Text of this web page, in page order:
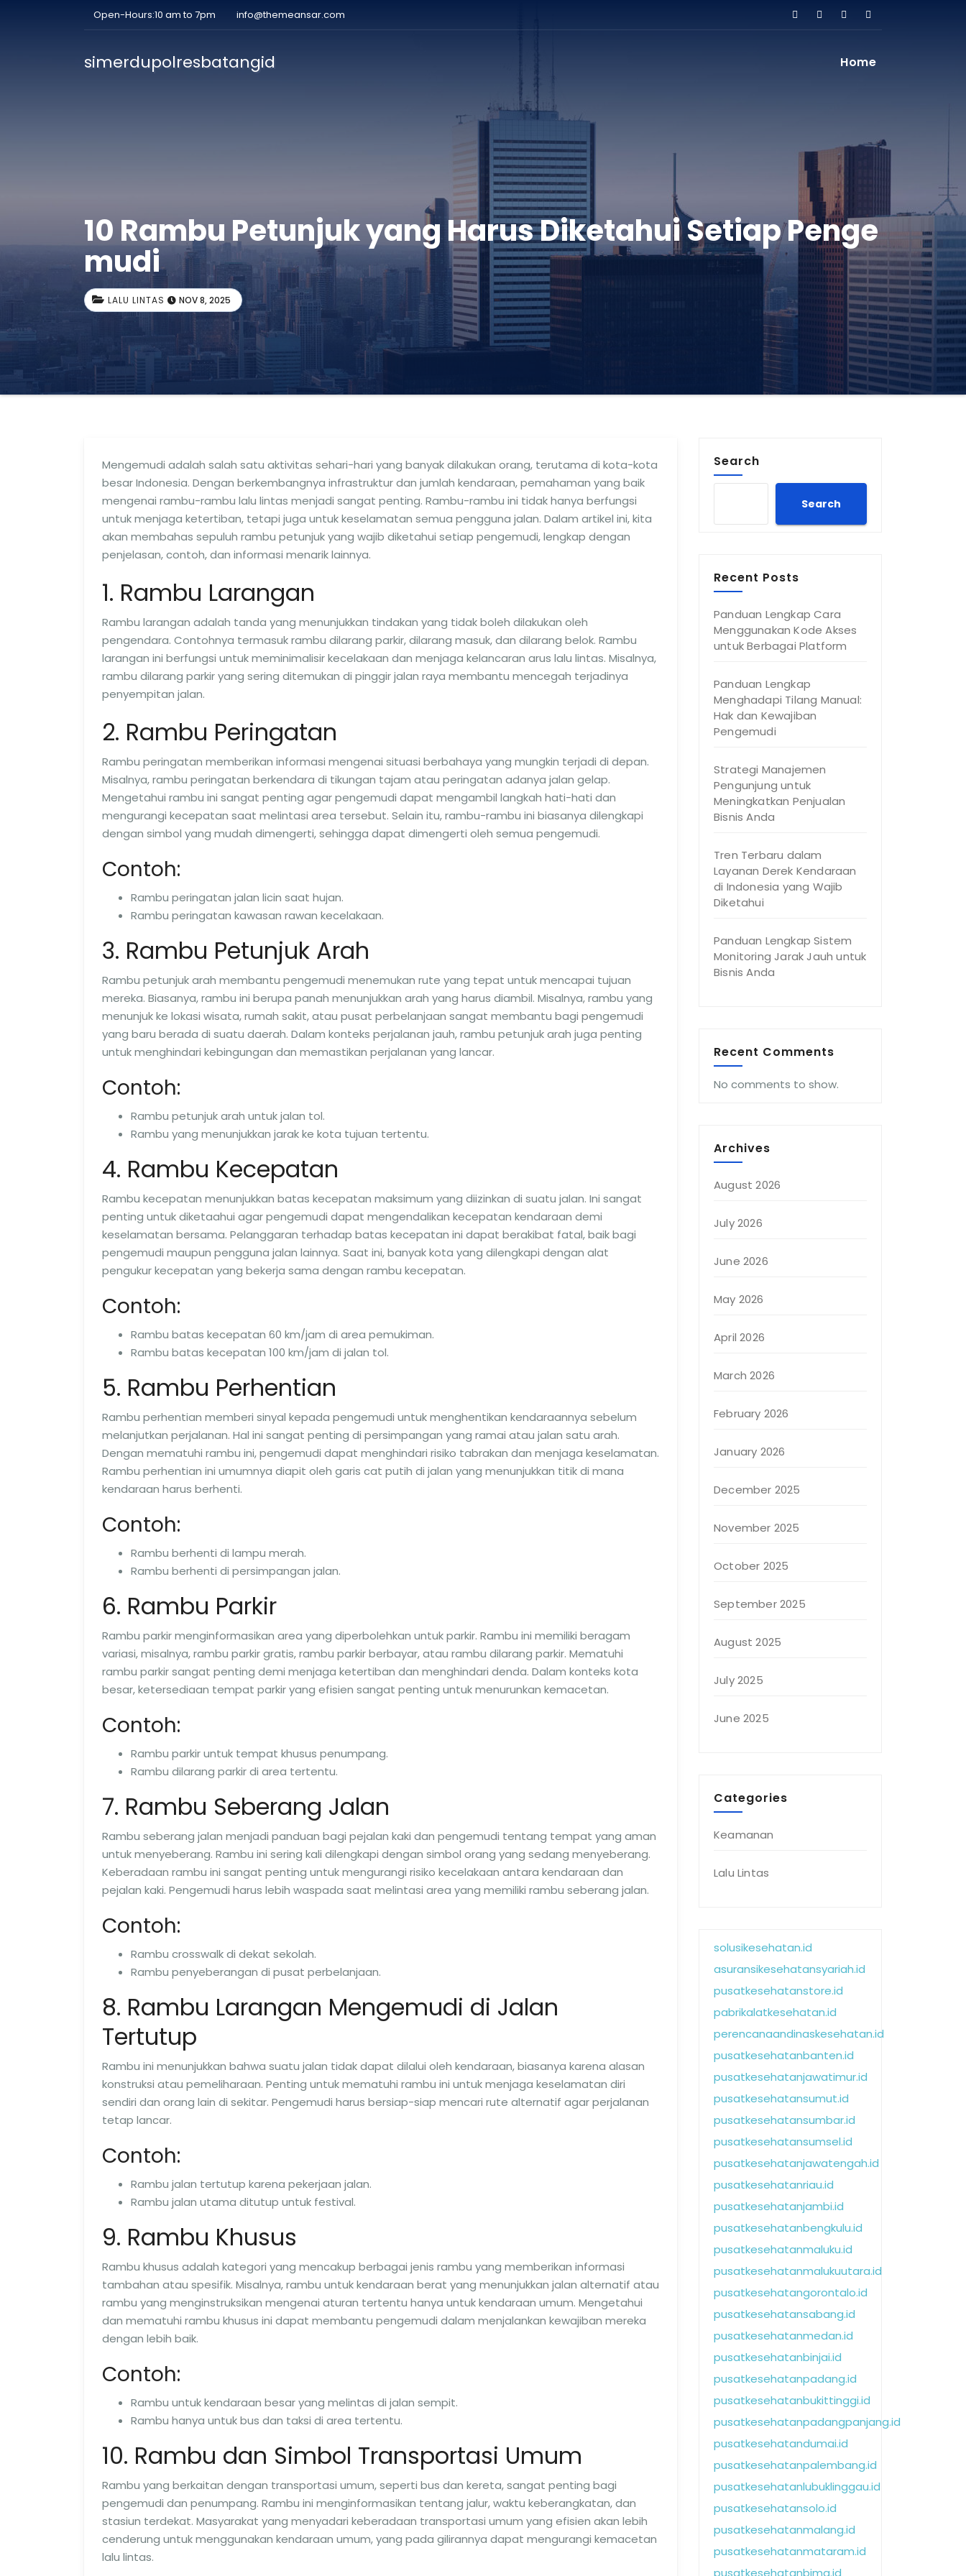
Open-Hours:10 am to 7pm info@themeansar.com
simerdupolresbatangid Home
10 Rambu Petunjuk yang Harus Diketahui Setiap Penge
mudi
LALU LINTAS NOV 8, 2025
Mengemudi adalah salah satu aktivitas sehari-hari yang banyak dilakukan orang, terutama di kota-kota
besar Indonesia. Dengan berkembangnya infrastruktur dan jumlah kendaraan, pemahaman yang baik
mengenai rambu-rambu lalu lintas menjadi sangat penting. Rambu-rambu ini tidak hanya berfungsi
untuk menjaga ketertiban, tetapi juga untuk keselamatan semua pengguna jalan. Dalam artikel ini, kita
akan membahas sepuluh rambu petunjuk yang wajib diketahui setiap pengemudi, lengkap dengan
penjelasan, contoh, dan informasi menarik lainnya.
1. Rambu Larangan
Rambu larangan adalah tanda yang menunjukkan tindakan yang tidak boleh dilakukan oleh
pengendara. Contohnya termasuk rambu dilarang parkir, dilarang masuk, dan dilarang belok. Rambu
larangan ini berfungsi untuk meminimalisir kecelakaan dan menjaga kelancaran arus lalu lintas. Misalnya,
rambu dilarang parkir yang sering ditemukan di pinggir jalan raya membantu mencegah terjadinya
penyempitan jalan.
2. Rambu Peringatan
Rambu peringatan memberikan informasi mengenai situasi berbahaya yang mungkin terjadi di depan.
Misalnya, rambu peringatan berkendara di tikungan tajam atau peringatan adanya jalan gelap.
Mengetahui rambu ini sangat penting agar pengemudi dapat mengambil langkah hati-hati dan
mengurangi kecepatan saat melintasi area tersebut. Selain itu, rambu-rambu ini biasanya dilengkapi
dengan simbol yang mudah dimengerti, sehingga dapat dimengerti oleh semua pengemudi.
Contoh:
Rambu peringatan jalan licin saat hujan.
Rambu peringatan kawasan rawan kecelakaan.
3. Rambu Petunjuk Arah
Rambu petunjuk arah membantu pengemudi menemukan rute yang tepat untuk mencapai tujuan
mereka. Biasanya, rambu ini berupa panah menunjukkan arah yang harus diambil. Misalnya, rambu yang
menunjuk ke lokasi wisata, rumah sakit, atau pusat perbelanjaan sangat membantu bagi pengemudi
yang baru berada di suatu daerah. Dalam konteks perjalanan jauh, rambu petunjuk arah juga penting
untuk menghindari kebingungan dan memastikan perjalanan yang lancar.
Contoh:
Rambu petunjuk arah untuk jalan tol.
Rambu yang menunjukkan jarak ke kota tujuan tertentu.
4. Rambu Kecepatan
Rambu kecepatan menunjukkan batas kecepatan maksimum yang diizinkan di suatu jalan. Ini sangat
penting untuk diketaahui agar pengemudi dapat mengendalikan kecepatan kendaraan demi
keselamatan bersama. Pelanggaran terhadap batas kecepatan ini dapat berakibat fatal, baik bagi
pengemudi maupun pengguna jalan lainnya. Saat ini, banyak kota yang dilengkapi dengan alat
pengukur kecepatan yang bekerja sama dengan rambu kecepatan.
Contoh:
Rambu batas kecepatan 60 km/jam di area pemukiman.
Rambu batas kecepatan 100 km/jam di jalan tol.
5. Rambu Perhentian
Rambu perhentian memberi sinyal kepada pengemudi untuk menghentikan kendaraannya sebelum
melanjutkan perjalanan. Hal ini sangat penting di persimpangan yang ramai atau jalan satu arah.
Dengan mematuhi rambu ini, pengemudi dapat menghindari risiko tabrakan dan menjaga keselamatan.
Rambu perhentian ini umumnya diapit oleh garis cat putih di jalan yang menunjukkan titik di mana
kendaraan harus berhenti.
Contoh:
Rambu berhenti di lampu merah.
Rambu berhenti di persimpangan jalan.
6. Rambu Parkir
Rambu parkir menginformasikan area yang diperbolehkan untuk parkir. Rambu ini memiliki beragam
variasi, misalnya, rambu parkir gratis, rambu parkir berbayar, atau rambu dilarang parkir. Mematuhi
rambu parkir sangat penting demi menjaga ketertiban dan menghindari denda. Dalam konteks kota
besar, ketersediaan tempat parkir yang efisien sangat penting untuk menurunkan kemacetan.
Contoh:
Rambu parkir untuk tempat khusus penumpang.
Rambu dilarang parkir di area tertentu.
7. Rambu Seberang Jalan
Rambu seberang jalan menjadi panduan bagi pejalan kaki dan pengemudi tentang tempat yang aman
untuk menyeberang. Rambu ini sering kali dilengkapi dengan simbol orang yang sedang menyeberang.
Keberadaan rambu ini sangat penting untuk mengurangi risiko kecelakaan antara kendaraan dan
pejalan kaki. Pengemudi harus lebih waspada saat melintasi area yang memiliki rambu seberang jalan.
Contoh:
Rambu crosswalk di dekat sekolah.
Rambu penyeberangan di pusat perbelanjaan.
8. Rambu Larangan Mengemudi di Jalan
Tertutup
Rambu ini menunjukkan bahwa suatu jalan tidak dapat dilalui oleh kendaraan, biasanya karena alasan
konstruksi atau pemeliharaan. Penting untuk mematuhi rambu ini untuk menjaga keselamatan diri
sendiri dan orang lain di sekitar. Pengemudi harus bersiap-siap mencari rute alternatif agar perjalanan
tetap lancar.
Contoh:
Rambu jalan tertutup karena pekerjaan jalan.
Rambu jalan utama ditutup untuk festival.
9. Rambu Khusus
Rambu khusus adalah kategori yang mencakup berbagai jenis rambu yang memberikan informasi
tambahan atau spesifik. Misalnya, rambu untuk kendaraan berat yang menunjukkan jalan alternatif atau
rambu yang menginstruksikan mengenai aturan tertentu hanya untuk kendaraan umum. Mengetahui
dan mematuhi rambu khusus ini dapat membantu pengemudi dalam menjalankan kewajiban mereka
dengan lebih baik.
Contoh:
Rambu untuk kendaraan besar yang melintas di jalan sempit.
Rambu hanya untuk bus dan taksi di area tertentu.
10. Rambu dan Simbol Transportasi Umum
Rambu yang berkaitan dengan transportasi umum, seperti bus dan kereta, sangat penting bagi
pengemudi dan penumpang. Rambu ini menginformasikan tentang jalur, waktu keberangkatan, dan
stasiun terdekat. Masyarakat yang menyadari keberadaan transportasi umum yang efisien akan lebih
cenderung untuk menggunakan kendaraan umum, yang pada gilirannya dapat mengurangi kemacetan
lalu lintas.
Search
Search
Recent Posts
Panduan Lengkap Cara
Menggunakan Kode Akses
untuk Berbagai Platform
Panduan Lengkap
Menghadapi Tilang Manual:
Hak dan Kewajiban
Pengemudi
Strategi Manajemen
Pengunjung untuk
Meningkatkan Penjualan
Bisnis Anda
Tren Terbaru dalam
Layanan Derek Kendaraan
di Indonesia yang Wajib
Diketahui
Panduan Lengkap Sistem
Monitoring Jarak Jauh untuk
Bisnis Anda
Recent Comments
No comments to show.
Archives
August 2026
July 2026
June 2026
May 2026
April 2026
March 2026
February 2026
January 2026
December 2025
November 2025
October 2025
September 2025
August 2025
July 2025
June 2025
Categories
Keamanan
Lalu Lintas
solusikesehatan.id
asuransikesehatansyariah.id
pusatkesehatanstore.id
pabrikalatkesehatan.id
perencanaandinaskesehatan.id
pusatkesehatanbanten.id
pusatkesehatanjawatimur.id
pusatkesehatansumut.id
pusatkesehatansumbar.id
pusatkesehatansumsel.id
pusatkesehatanjawatengah.id
pusatkesehatanriau.id
pusatkesehatanjambi.id
pusatkesehatanbengkulu.id
pusatkesehatanmaluku.id
pusatkesehatanmalukuutara.id
pusatkesehatangorontalo.id
pusatkesehatansabang.id
pusatkesehatanmedan.id
pusatkesehatanbinjai.id
pusatkesehatanpadang.id
pusatkesehatanbukittinggi.id
pusatkesehatanpadangpanjang.id
pusatkesehatandumai.id
pusatkesehatanpalembang.id
pusatkesehatanlubuklinggau.id
pusatkesehatansolo.id
pusatkesehatanmalang.id
pusatkesehatanmataram.id
pusatkesehatanbima.id